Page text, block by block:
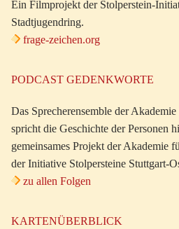
Ein Filmprojekt der Stolperstein-
Stadtjugendring.
frage-zeichen.org
PODCAST GEDENKWORTE
Das Sprecherensemble der
spricht die Geschichte der Personen
gemeinsames Projekt der Akademie
der Initiative Stolpersteine Stuttgart-
zu allen Folgen
KARTENÜBERBLICK